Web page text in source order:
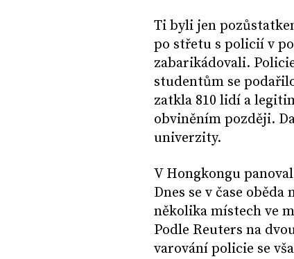
Ti byli jen
po střetu s policií v
zabarikádovali.
studentům se
zatkla 810 lidí a
obviněním později.
univerzity.
V Hongkongu
Dnes se v čase
několika místech ve
Podle Reuters na
varování policie se